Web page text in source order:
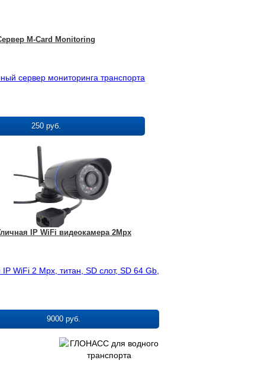
M-Card Monitoring
сервер мониторинга транспорта
250 руб.
IP WiFi видеокамера 2Mpx
WiFi 2 Mpx, титан, SD слот, SD 64 Gb,
9000 руб.